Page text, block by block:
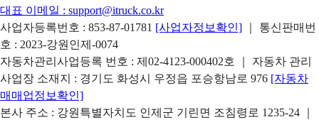
대표 이메일 : support@itruck.co.kr
사업자등록번호 : 853-87-01781 [사업자정보확인]
｜ 통신판매번
호 : 2023-강원인제-0074
자동차관리사업등록 번호 : 제02-4123-000402호 ｜ 자동차 관리
사업장 소재지 : 경기도 화성시 우정읍 포승항남로 976 [자동차
매매업정보확인]
본사 주소 : 강원특별자치도 인제군 기린면 조침령로 1235-24 ｜